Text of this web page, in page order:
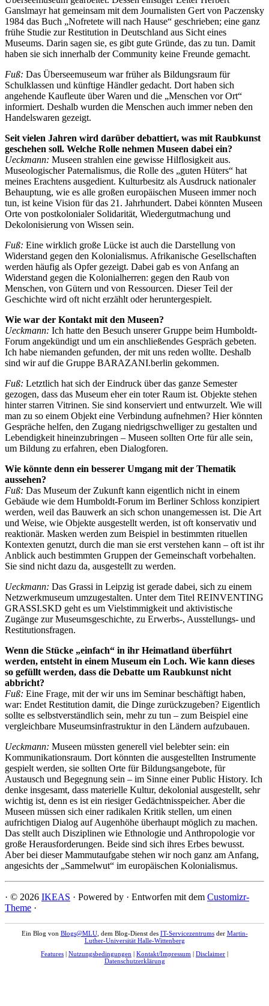
Ganslmayr hat gemeinsam mit dem Journalisten Gert von Paczensky
1984 das Buch „Nofretete will nach Hause“ geschrieben; eine ganz
frühe Studie zur Restitution in Deutschland aus Sicht eines
Museums. Darin sagen sie, es gibt gute Gründe, das zu tun. Damit
haben sie sich innerhalb der Community keine Freunde gemacht.
Fuß: Das Überseemuseum war früher als Bildungsraum für
Schulklassen und künftige Händler gedacht. Dort haben sich
angehende Kaufleute über Waren und die „Menschen vor Ort“
informiert. Deshalb wurden die Menschen auch immer neben den
Handelswaren gezeigt.
Seit vielen Jahren wird darüber debattiert, was mit Raubkunst
geschehen soll. Welche Rolle nehmen Museen dabei ein?
Ueckmann: Museen strahlen eine gewisse Hilflosigkeit aus.
Museologischer Paternalismus, die Rolle des „guten Hüters“ hat
meines Erachtens ausgedient. Kulturbesitz als Ausdruck nationaler
Behauptung, wie es alle großen europäischen Museen immer noch
tun, ist keine Vision für das 21. Jahrhundert. Dabei könnten Museen
Orte von postkolonialer Solidarität, Wiedergutmachung und
Dekolonisierung von Wissen sein.
Fuß: Eine wirklich große Lücke ist auch die Darstellung von
Widerstand gegen den Kolonialismus. Afrikanische Gesellschaften
werden häufig als Opfer gezeigt. Dabei gab es von Anfang an
Widerstand gegen die Kolonialherren: gegen den Raub von
Menschen, von Gütern und von Ressourcen. Dieser Teil der
Geschichte wird oft nicht erzählt oder heruntergespielt.
Wie war der Kontakt mit den Museen?
Ueckmann: Ich hatte den Besuch unserer Gruppe beim Humboldt-
Forum angekündigt und um ein anschließendes Gespräch gebeten.
Ich habe niemanden gefunden, der mit uns reden wollte. Deshalb
sind wir auf die Gruppe BARAZANI.berlin gekommen.
Fuß: Letztlich hat sich der Eindruck über das ganze Semester
gezogen, dass das Museum eher ein toter Raum ist. Objekte stehen
hinter starren Vitrinen. Sie sind konserviert und entwurzelt. Wie will
man zu so einem Objekt eine Verbindung aufnehmen? Hier könnten
Gespräche helfen, den Zugang niedrigschwelliger zu gestalten und
Lebendigkeit hineinzubringen – Museen sollten Orte für alle sein,
um Bildung zu erfahren, eben Dialogforen.
Wie könnte denn ein besserer Umgang mit der Thematik
aussehen?
Fuß: Das Museum der Zukunft kann eigentlich nicht in einem
Gebäude wie dem Humboldt-Forum im Berliner Schloss konzipiert
werden, weil das Bauwerk an sich schon unangemessen ist. Die Art
und Weise, wie Objekte ausgestellt werden, ist oft konservativ und
reaktionär. Masken werden zum Beispiel in bestimmten rituellen
Kontexten genutzt, durch die man sie erst verstehen kann – oft ist ihr
Anblick auch bestimmten Gruppen der Gemeinschaft vorbehalten.
Sie sind nicht dazu da, ausgestellt zu werden.
Ueckmann: Das Grassi in Leipzig ist gerade dabei, sich zu einem
Netzwerkmuseum umzugestalten. Unter dem Titel REINVENTING
GRASSI.SKD geht es um Vielstimmigkeit und aktivistische
Zugänge zur Museumsgeschichte, zu Erwerbs-, Ausstellungs- und
Restitutionsfragen.
Wenn die Stücke „einfach“ in ihr Heimatland überführt
werden, entsteht in einem Museum ein Loch. Wie kann dieses
so gefüllt werden, dass die Debatte um Raubkunst nicht
abbricht?
Fuß: Eine Frage, mit der wir uns im Seminar beschäftigt haben,
war: Endet Restitution damit, die Dinge zurückzugeben? Eigentlich
sollte es selbstverständlich sein, mehr zu tun – zum Beispiel eine
vergleichbare Museumsinfrastruktur in den Ländern aufzubauen.
Ueckmann: Museen müssten generell viel belebter sein: ein
Kommunikationsraum. Dort könnten die ausgestellten Instrumente
gespielt werden, sie sollten Orte für Bildungsangebote, für
Austausch und Begegnung sein – im Sinne einer Public History. Ich
denke insgesamt, dass materielle Kultur, dekolonial ausgestellt, sehr
wichtig ist, denn es ist ein riesiger Gedächtnisspeicher. Aber die
Museen müssen sich einer radikalen Kritik stellen, um einen
aufrichtigen Dialog auf Augenhöhe überhaupt möglich zu machen.
Das stellt auch Disziplinen wie Ethnologie und Anthropologie vor
große Herausforderungen. Beide sind sich ihres Erbes bewusst.
Aber bei dieser Mammutaufgabe stehen wir noch ganz am Anfang,
angesichts der „Sammelwut“ im europäischen Kolonialismus.
· © 2026 IKEAS · Powered by · Entworfen mit dem Customizr-
Theme ·
Ein Blog von Blogs@MLU, dem Blog-Dienst des IT-Servicezentrumsder Martin-
Luther-Universität Halle-Wittenberg
Features | Nutzungsbedingungen | Kontakt/Impressum | Disclaimer |
Datenschutzerklärung